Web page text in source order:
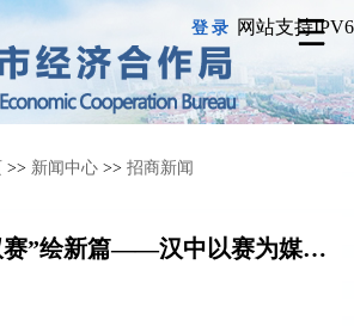
登录 网站支持IPV6
>> 新闻中心 >> 招商新闻
汉风拂古今 “双赛”绘新篇——汉中以赛为媒激活文化传承新动能